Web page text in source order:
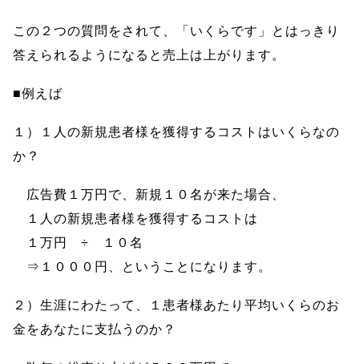
この２つの質問をされて、「いくらです」とはっきり
答えられるようになると売上は上がります。
■例えば
１）１人の新規患者様を獲得するコストはいくらなの
か？
広告費１万円で、新規１０名が来た場合、
１人の新規患者様を獲得するコストは
１万円 ÷ １０名
⇒１０００円、ということになります。
２）生涯にわたって、１患者様あたり平均いくらのお
金をあなたに支払うのか？